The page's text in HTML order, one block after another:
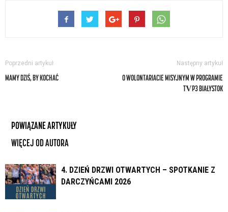
Poprzedni artykuł
MAMY DZIŚ, BY KOCHAĆ
Następny artykuł
O WOLONTARIACIE MISYJNYM W PROGRAMIE
TVP3 BIAŁYSTOK
POWIĄZANE ARTYKUŁY
WIĘCEJ OD AUTORA
4. DZIEŃ DRZWI OTWARTYCH – SPOTKANIE Z
DARCZYŃCAMI 2026